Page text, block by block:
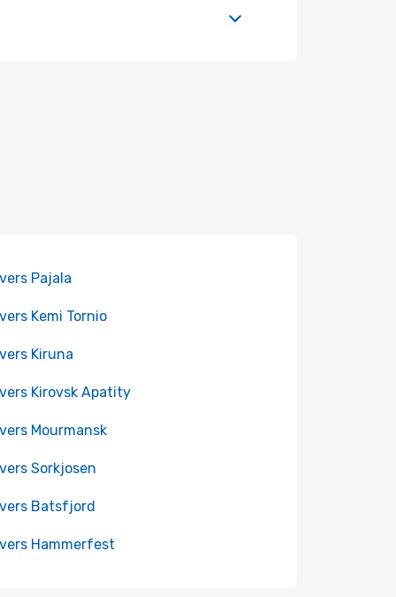
Pajala
Kemi Tornio
Kiruna
Kirovsk Apatity
Mourmansk
Sorkjosen
Batsfjord
Hammerfest